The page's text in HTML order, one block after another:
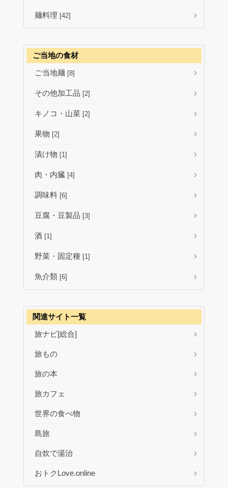
麺料理 [42]
ご当地の食材
ご当地麺 [8]
その他加工品 [2]
キノコ・山菜 [2]
果物 [2]
漬け物 [1]
肉・内臓 [4]
調味料 [6]
豆腐・豆製品 [3]
酒 [1]
野菜・固定種 [1]
魚介類 [6]
関連サイト一覧
旅ナビ[総合]
旅もの
旅の本
旅カフェ
世界の食べ物
島旅
自炊で湯治
おトクLove.online